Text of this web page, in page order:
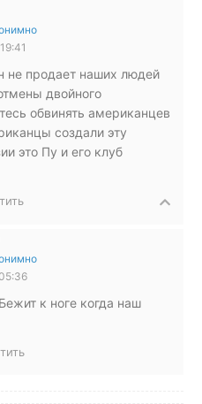
не продает наших людей
двойного
обвинять американцев
создали эту
это Пу и его клуб
к ноге когда наш